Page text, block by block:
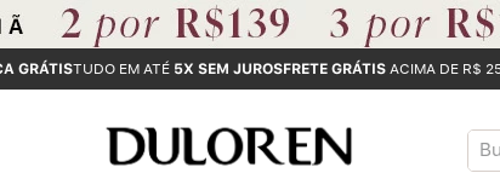
GRÁTISTUDO EM ATÉ 5X SEM JUROSFRETE GRÁTIS ACIMA DE R$